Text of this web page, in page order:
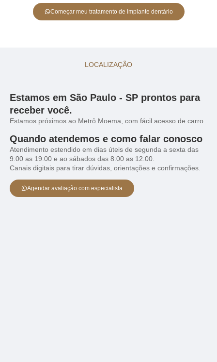
Começar meu tratamento de implante dentário
LOCALIZAÇÃO
Estamos em São Paulo - SP prontos para
receber você.
Estamos próximos ao Metrô Moema, com fácil acesso de carro.
Quando atendemos e como falar conosco
Atendimento estendido em dias úteis de segunda a sexta das
9:00 as 19:00 e ao sábados das 8:00 as 12:00.
Canais digitais para tirar dúvidas, orientações e confirmações.
Agendar avaliação com especialista